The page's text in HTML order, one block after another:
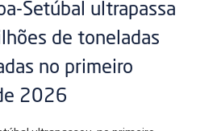
Setúbal ultrapassa
de toneladas
no primeiro
2026